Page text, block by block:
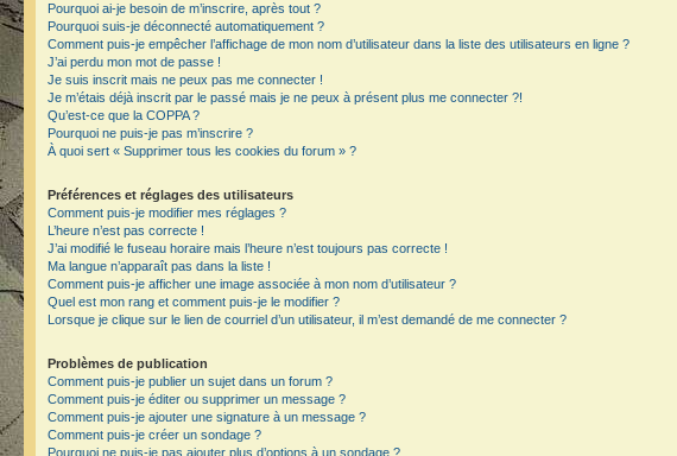
Pourquoi ai-je besoin de m’inscrire, après tout ?
Pourquoi suis-je déconnecté automatiquement ?
Comment puis-je empêcher l’affichage de mon nom d’utilisateur dans la liste des utilisateurs en ligne ?
J’ai perdu mon mot de passe !
Je suis inscrit mais ne peux pas me connecter !
Je m’étais déjà inscrit par le passé mais je ne peux à présent plus me connecter ?!
Qu’est-ce que la COPPA ?
Pourquoi ne puis-je pas m’inscrire ?
À quoi sert « Supprimer tous les cookies du forum » ?
Préférences et réglages des utilisateurs
Comment puis-je modifier mes réglages ?
L’heure n’est pas correcte !
J’ai modifié le fuseau horaire mais l’heure n’est toujours pas correcte !
Ma langue n’apparaît pas dans la liste !
Comment puis-je afficher une image associée à mon nom d’utilisateur ?
Quel est mon rang et comment puis-je le modifier ?
Lorsque je clique sur le lien de courriel d’un utilisateur, il m’est demandé de me connecter ?
Problèmes de publication
Comment puis-je publier un sujet dans un forum ?
Comment puis-je éditer ou supprimer un message ?
Comment puis-je ajouter une signature à un message ?
Comment puis-je créer un sondage ?
Pourquoi ne puis-je pas ajouter plus d’options à un sondage ?